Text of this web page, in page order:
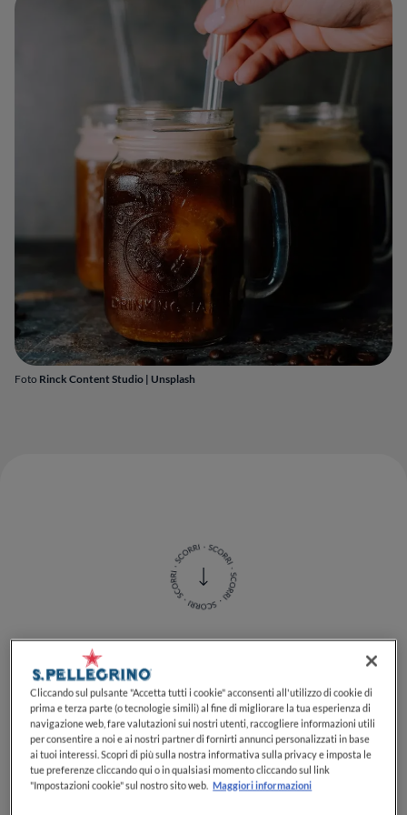
Foto Rinck Content Studio | Unsplash
Cold brew, caffè shakerato o
frappato: Fabrizio Abrescia,
bar manager del Caffè San
Carlo a Torino, ci svela tre
ricette facili e veloci per fare
Cliccando sul pulsante "Accetta tutti i cookie" acconsenti all'utilizzo di cookie di
prima e terza parte (o tecnologie simili) al fine di migliorare la tua esperienza di
navigazione web, fare valutazioni sui nostri utenti, raccogliere informazioni utili
per consentire a noi e ai nostri partner di fornirti annunci personalizzati in base
ai tuoi interessi. Scopri di più sulla nostra informativa sulla privacy e imposta le
tue preferenze cliccando qui o in qualsiasi momento cliccando sul link
"Impostazioni cookie" sul nostro sito web. Maggiori informazioni